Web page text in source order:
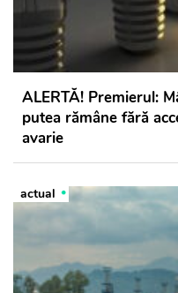
ALERTĂ! Premierul:
putea rămâne fără
avarie
actual